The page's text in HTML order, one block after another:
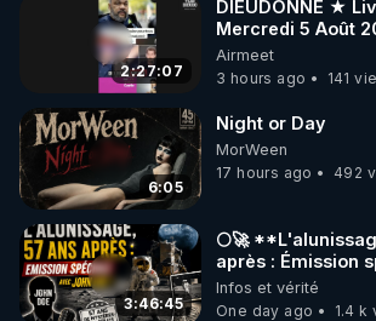
2:27:07
DIEUDONNÉ ★
Mercredi 5 Août
Airmeet
3 hours ago
141
6:05
Night or Day
MorWeen
17 hours ago
492
3:46:45
🌕🚀
après : Émission
avec John Doe !**
Infos et vérité
One day ago
1.4 k